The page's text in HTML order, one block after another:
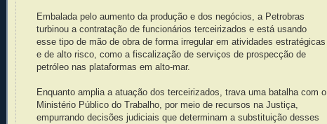
Embalada pelo aumento da produção e dos negócios, a Petrobras
turbinou a contratação de funcionários terceirizados e está usando
esse tipo de mão de obra de forma irregular em atividades estratégicas
e de alto risco, como a fiscalização de serviços de prospecção de
petróleo nas plataformas em alto-mar.
Enquanto amplia a atuação dos terceirizados, trava uma batalha com o
Ministério Público do Trabalho, por meio de recursos na Justiça,
empurrando decisões judiciais que determinam a substituição desses